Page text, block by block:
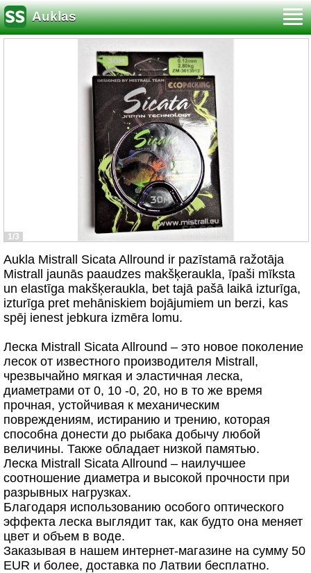
Auklas
1/3
Aukla Mistrall Sicata Allround ir pazīstamā ražotāja
Mistrall jaunās paaudzes makšķeraukla, īpaši mīksta
un elastīga makšķeraukla, bet tajā pašā laikā izturīga,
izturīga pret mehāniskiem bojājumiem un berzi, kas
spēj ienest jebkura izmēra lomu.
Леска Mistrall Sicata Allround – это новое поколение
лесок от известного производителя Mistrall,
чрезвычайно мягкая и эластичная леска,
диаметрами от 0, 10 -0, 20, но в то же время
прочная, устойчивая к механическим
повреждениям, истиранию и трению, которая
способна донести до рыбака добычу любой
величины. Также обладает низкой памятью.
Леска Mistrall Sicata Allround – наилучшее
соотношение диаметра и высокой прочности при
разрывных нагрузках.
Благодаря использованию особого оптического
эффекта леска выглядит так, как будто она меняет
цвет и объем в воде.
Заказывая в нашем интернет-магазине на сумму 50
EUR и более, доставка по Латвии бесплатно.